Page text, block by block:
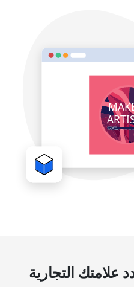
علامتك التجارية